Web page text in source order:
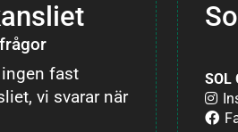
fast
vi svarar när
SOL